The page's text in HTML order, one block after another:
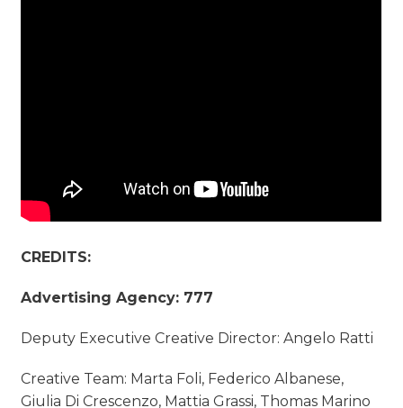
CREDITS:
Advertising Agency: 777
Deputy Executive Creative Director: Angelo Ratti
Creative Team: Marta Foli, Federico Albanese,
Giulia Di Crescenzo, Mattia Grassi, Thomas Marino